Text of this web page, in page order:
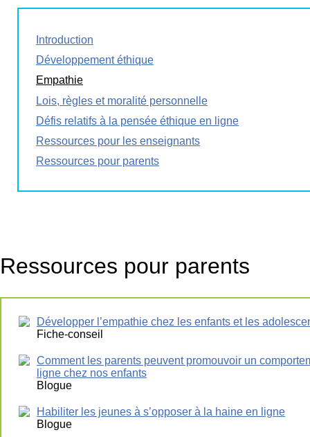
Introduction
Développement éthique
Empathie
Lois, règles et moralité personnelle
Défis relatifs à la pensée éthique en ligne
Ressources pour les enseignants
Ressources pour parents
Ressources pour parents
Développer l’empathie chez les enfants et les
Fiche-conseil
Comment les parents peuvent promouvoir un
ligne chez nos enfants
Blogue
Habiliter les jeunes à s’opposer à la haine en ligne
Blogue